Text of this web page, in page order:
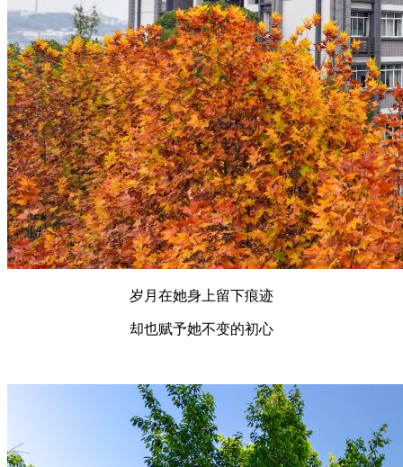
岁月在她身上留下痕迹
却也赋予她不变的初心